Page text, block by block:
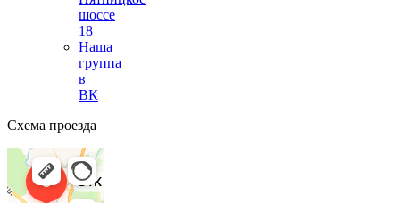
шоссе
18
Наша
группа
в
ВК
Схема проезда